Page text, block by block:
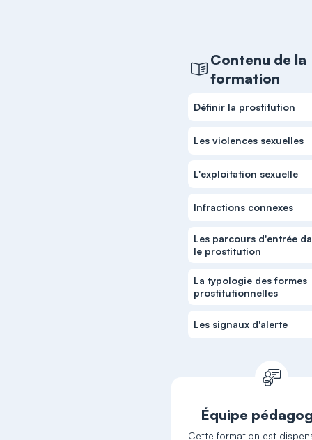
Contenu de la
formation
Définir la prostitution
Les violences sexuelles
L'exploitation sexuelle
Infractions connexes
Les parcours d'entrée
le prostitution
La typologie des formes
prostitutionnelles
Les signaux d'alerte
Équipe
Cette formation est